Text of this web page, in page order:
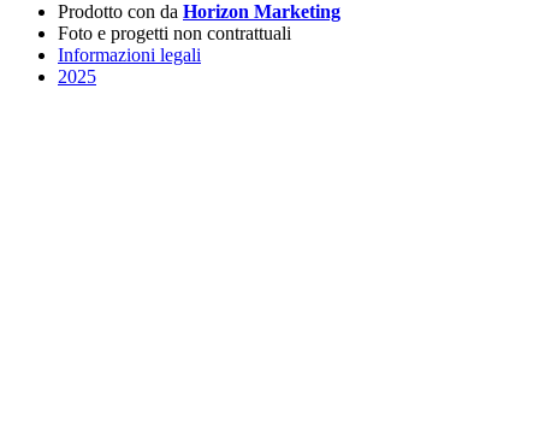
Prodotto con da Horizon Marketing
Foto e progetti non contrattuali
Informazioni legali
2025